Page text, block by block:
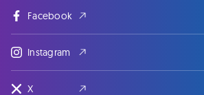
Facebook
Instagram
X